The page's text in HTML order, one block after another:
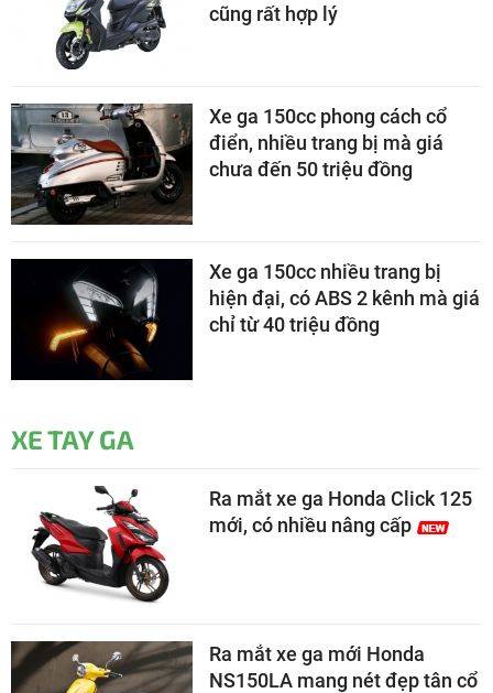
cũng rất hợp lý
Xe ga 150cc phong cách cổ
điển, nhiều trang bị mà giá
chưa đến 50 triệu đồng
Xe ga 150cc nhiều trang bị
hiện đại, có ABS 2 kênh mà giá
chỉ từ 40 triệu đồng
XE TAY GA
Ra mắt xe ga Honda Click 125
mới, có nhiều nâng cấp
Ra mắt xe ga mới Honda
NS150LA mang nét đẹp tân cổ